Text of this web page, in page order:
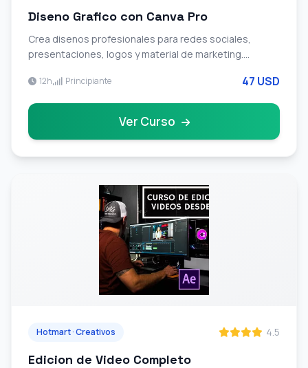
Diseno Grafico con Canva Pro
Crea disenos profesionales para redes sociales,
presentaciones, logos y material de marketing.
12h Principiante 47 USD
Ver Curso
Hotmart · Creativos 4.5
Edicion de Video Completo